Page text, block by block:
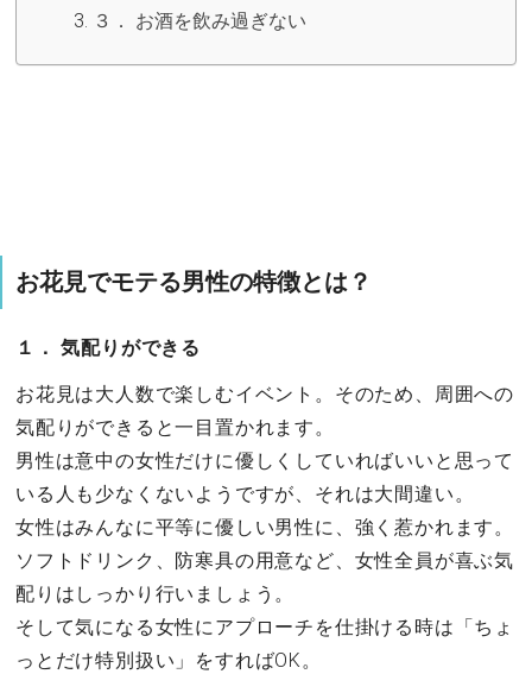
３． お酒を飲み過ぎない
お花見でモテる男性の特徴とは？
１． 気配りができる
お花見は大人数で楽しむイベント。そのため、周囲への
気配りができると一目置かれます。
男性は意中の女性だけに優しくしていればいいと思って
いる人も少なくないようですが、それは大間違い。
女性はみんなに平等に優しい男性に、強く惹かれます。
ソフトドリンク、防寒具の用意など、女性全員が喜ぶ気
配りはしっかり行いましょう。
そして気になる女性にアプローチを仕掛ける時は「ちょ
っとだけ特別扱い」をすればOK。